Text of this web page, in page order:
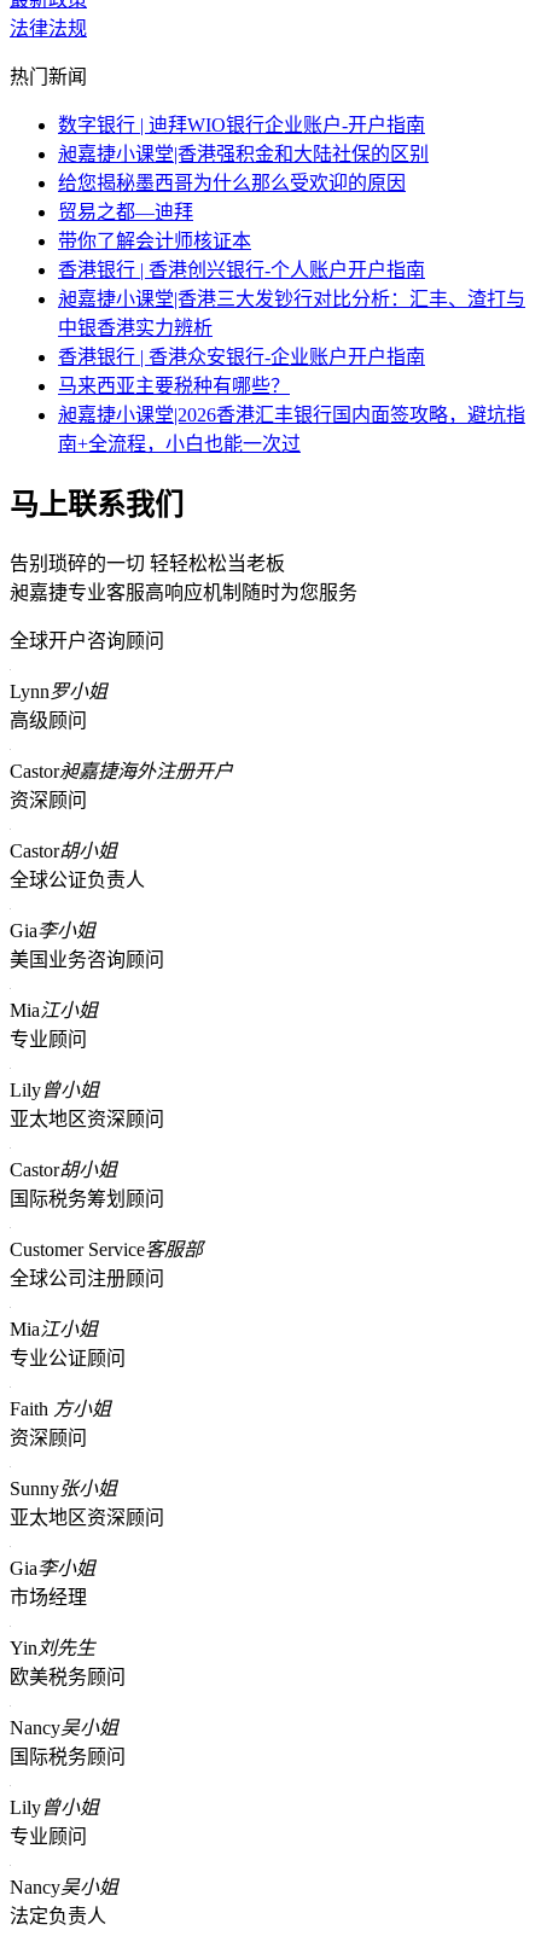
法律法规
热门新闻
数字银行 | 迪拜WIO银行企业账户-开户指南
昶嘉捷小课堂|香港强积金和大陆社保的区别
给您揭秘墨西哥为什么那么受欢迎的原因
贸易之都—迪拜
带你了解会计师核证本
香港银行 | 香港创兴银行-个人账户开户指南
昶嘉捷小课堂|香港三大发钞行对比分析：汇丰、渣打与
中银香港实力辨析
香港银行 | 香港众安银行-企业账户开户指南
马来西亚主要税种有哪些？
昶嘉捷小课堂|2026香港汇丰银行国内面签攻略，避坑指
南+全流程，小白也能一次过
马上联系我们
告别琐碎的一切 轻轻松松当老板
昶嘉捷专业客服高响应机制随时为您服务
全球开户咨询顾问
Lynn罗小姐
高级顾问
Castor昶嘉捷海外注册开户
资深顾问
Castor胡小姐
全球公证负责人
Gia李小姐
美国业务咨询顾问
Mia江小姐
专业顾问
Lily曾小姐
亚太地区资深顾问
Castor胡小姐
国际税务筹划顾问
Customer Service客服部
全球公司注册顾问
Mia江小姐
专业公证顾问
Faith 方小姐
资深顾问
Sunny张小姐
亚太地区资深顾问
Gia李小姐
市场经理
Yin 刘先生
欧美税务顾问
Nancy吴小姐
国际税务顾问
Lily曾小姐
专业顾问
Nancy吴小姐
法定负责人